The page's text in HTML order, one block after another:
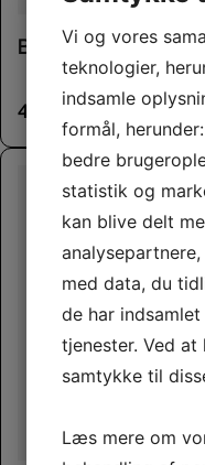
Balance Harness
499,00kr.
Vi og vores
teknologier,
indsamle
formål,
bedre
statistik og
kan blive delt
med data, du
de har
tjenester. Ved
samtykke til
Læs mere om